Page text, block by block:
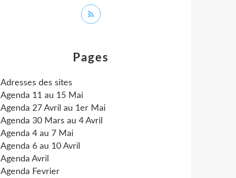
Pages
Adresses des sites
Agenda 11 au 15 Mai
Agenda 27 Avril au 1er Mai
Agenda 30 Mars au 4 Avril
Agenda 4 au 7 Mai
Agenda 6 au 10 Avril
Agenda Avril
Agenda Fevrier